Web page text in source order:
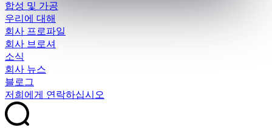
합성 및 가공
우리에 대해
회사 프로파일
회사 브로셔
소식
회사 뉴스
블로그
저희에게 연락하십시오